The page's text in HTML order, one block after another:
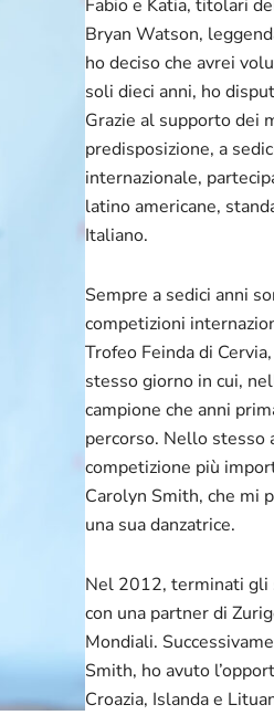
Fabio e Katia, titolari
Bryan Watson,
ho deciso che avrei
soli dieci anni, ho
Grazie al supporto dei
predisposizione, a
internazionale,
latino americane,
Italiano.
Sempre a sedici anni
competizioni
Trofeo Feinda di
stesso giorno in cui,
campione che anni
percorso. Nello stesso
competizione più
Carolyn Smith, che mi
una sua danzatrice.
Nel 2012, terminati gli
con una partner di
Mondiali.
Smith, ho avuto
Croazia, Islanda e